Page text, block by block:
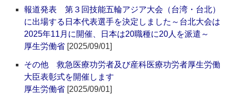
報道発表 第３回技能五輪アジア大会（台湾・台北）
に出場する日本代表選手を決定しました～台北大会は
2025年11月に開催、日本は20職種に20人を派遣～
厚生労働省 [2025/09/01]
その他 救急医療功労者及び産科医療功労者厚生労働
大臣表彰式を開催します
厚生労働省 [2025/09/01]